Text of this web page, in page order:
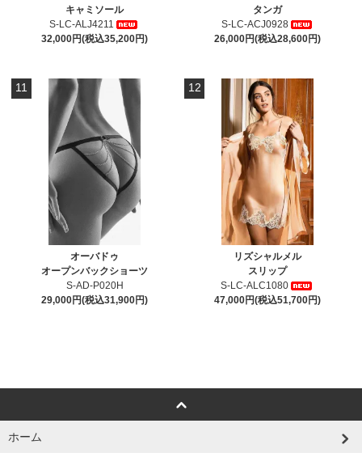
キャミソール
S-LC-ALJ4211
32,000円(税込35,200円)
タンガ
S-LC-ACJ0928
26,000円(税込28,600円)
11
オーバドゥ
オープンバックショーツ
S-AD-P020H
29,000円(税込31,900円)
12
リズシャルメル
スリップ
S-LC-ALC1080
47,000円(税込51,700円)
ホーム